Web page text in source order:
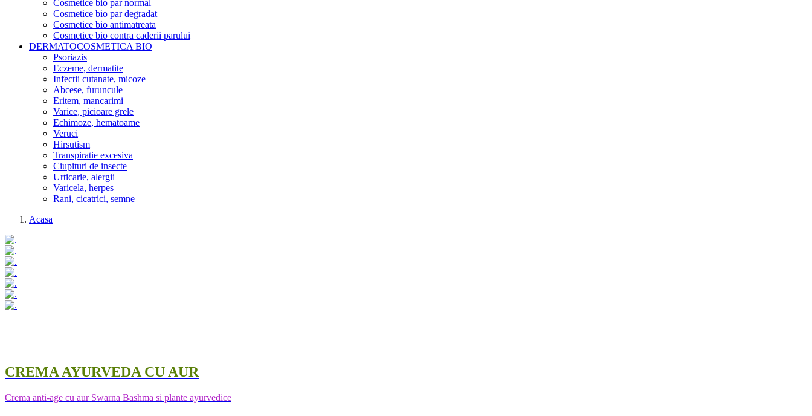
Cosmetice bio par normal
Cosmetice bio par degradat
Cosmetice bio antimatreata
Cosmetice bio contra caderii parului
DERMATOCOSMETICA BIO
Psoriazis
Eczeme, dermatite
Infectii cutanate, micoze
Abcese, furuncule
Eritem, mancarimi
Varice, picioare grele
Echimoze, hematoame
Veruci
Hirsutism
Transpiratie excesiva
Ciupituri de insecte
Urticarie, alergii
Varicela, herpes
Rani, cicatrici, semne
Acasa
CREMA AYURVEDA CU AUR
Crema anti-age cu aur Swarna Bashma si plante ayurvedice